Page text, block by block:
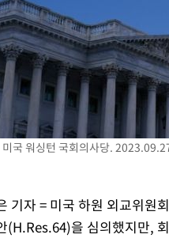
1416.1원 마감
, 2018년 이후 첫 40도
확보' 신용해 前교정본부장 기소
국민적 공분에 수사 재개"
까지…'쑥대밭' 된 축구협회
장에 김태유 서울대 공대 교수…이병
국 워싱턴 국회의사당.
기자 = 미국 하원 외교위원
(H.Res.64)을 심의했지만,